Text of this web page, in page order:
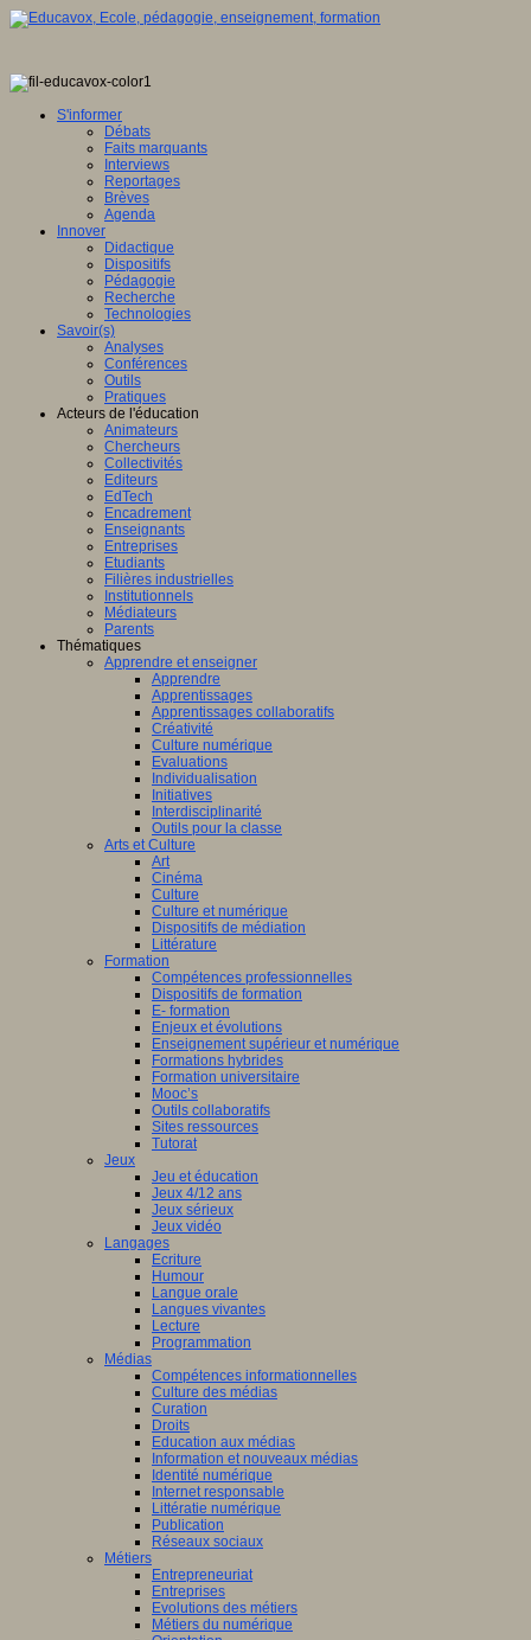
S'informer
Débats
Faits marquants
Interviews
Reportages
Brèves
Agenda
Innover
Didactique
Dispositifs
Pédagogie
Recherche
Technologies
Savoir(s)
Analyses
Conférences
Outils
Pratiques
Acteurs de l'éducation
Animateurs
Chercheurs
Collectivités
Editeurs
EdTech
Encadrement
Enseignants
Entreprises
Etudiants
Filières industrielles
Institutionnels
Médiateurs
Parents
Thématiques
Apprendre et enseigner
Apprendre
Apprentissages
Apprentissages collaboratifs
Créativité
Culture numérique
Evaluations
Individualisation
Initiatives
Interdisciplinarité
Outils pour la classe
Arts et Culture
Art
Cinéma
Culture
Culture et numérique
Dispositifs de médiation
Littérature
Formation
Compétences professionnelles
Dispositifs de formation
E- formation
Enjeux et évolutions
Enseignement supérieur et numérique
Formations hybrides
Formation universitaire
Mooc’s
Outils collaboratifs
Sites ressources
Tutorat
Jeux
Jeu et éducation
Jeux 4/12 ans
Jeux sérieux
Jeux vidéo
Langages
Ecriture
Humour
Langue orale
Langues vivantes
Lecture
Programmation
Médias
Compétences informationnelles
Culture des médias
Curation
Droits
Education aux médias
Information et nouveaux médias
Identité numérique
Internet responsable
Littératie numérique
Publication
Réseaux sociaux
Métiers
Entrepreneuriat
Entreprises
Evolutions des métiers
Métiers du numérique